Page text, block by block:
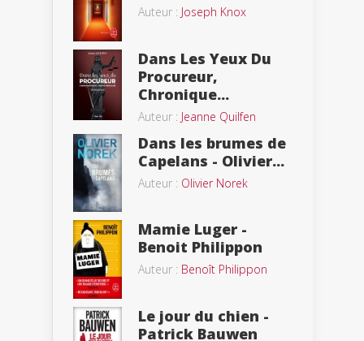
Auteur : Joseph Knox
Dans Les Yeux Du
Procureur,
Chronique...
Auteur : Jeanne Quilfen
Dans les brumes de
Capelans - Olivier...
Auteur : Olivier Norek
Mamie Luger -
Benoit Philippon
Auteur : Benoît Philippon
Le jour du chien -
Patrick Bauwen